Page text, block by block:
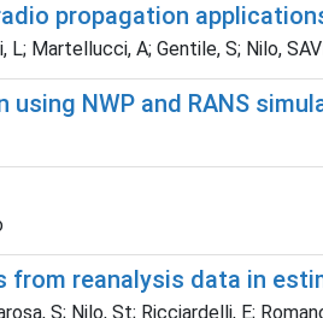
propagation
Martellucci, A; Gentile, S; Nilo,
NWP and RANS
reanalysis data in
S; Nilo, St; Ricciardelli, E;